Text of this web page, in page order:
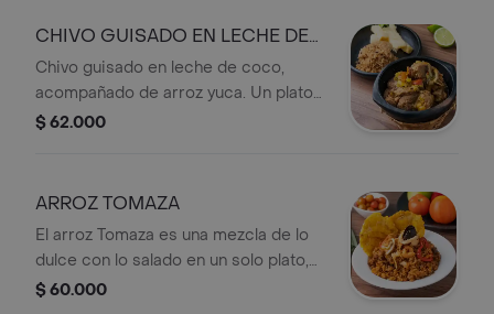
CHIVO GUISADO EN LECHE DE
COCO
Chivo guisado en leche de coco,
acompañado de arroz yuca. Un plato
típico de La Guajira.
$ 62.000
ARROZ TOMAZA
El arroz Tomaza es una mezcla de lo
dulce con lo salado en un solo plato,
que resulta de combinar el arroz de
$ 60.000